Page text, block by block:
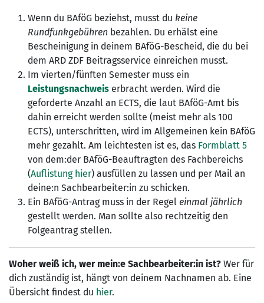
Wenn du BAföG beziehst, musst du keine
Rundfunkgebühren bezahlen. Du erhälst eine
Bescheinigung in deinem BAföG-Bescheid, die du bei
dem ARD ZDF Beitragsservice einreichen musst.
Im vierten/fünften Semester muss ein
Leistungsnachweis erbracht werden. Wird die
geforderte Anzahl an ECTS, die laut BAföG-Amt bis
dahin erreicht werden sollte (meist mehr als 100
ECTS), unterschritten, wird im Allgemeinen kein BAföG
mehr gezahlt. Am leichtesten ist es, das Formblatt 5
von dem:der BAföG-Beauftragten des Fachbereichs
(Auflistung hier) ausfüllen zu lassen und per Mail an
deine:n Sachbearbeiter:in zu schicken.
Ein BAföG-Antrag muss in der Regel einmal jährlich
gestellt werden. Man sollte also rechtzeitig den
Folgeantrag stellen.
Woher weiß ich, wer mein:e Sachbearbeiter:in ist? Wer für
dich zuständig ist, hängt von deinem Nachnamen ab. Eine
Übersicht findest du hier.